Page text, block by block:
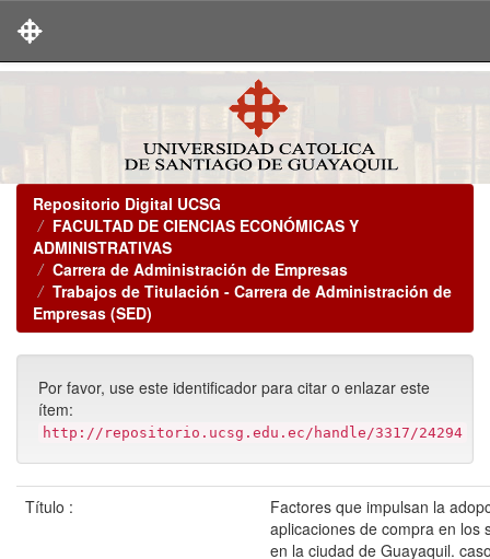
Repositorio Digital UCSG
FACULTAD DE CIENCIAS ECONÓMICAS Y
ADMINISTRATIVAS
Carrera de Administración de Empresas
Trabajos de Titulación - Carrera de Administración de
Empresas (SED)
Por favor, use este identificador para citar o enlazar este
ítem:
http://repositorio.ucsg.edu.ec/handle/3317/24294
Título :
Factores que impulsan la
aplicaciones de compra en los
en la ciudad de Guayaquil.